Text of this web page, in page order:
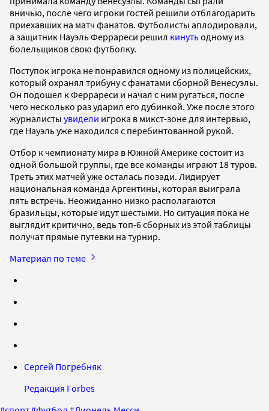
вничью, после чего игроки гостей решили отблагодарить
приехавших на матч фанатов. Футболисты аплодировали,
а защитник Науэль Феррареси решил кинутьодному из
болельщиков свою футболку.
Поступок игрока не понравился одному из полицейских,
который охранял трибуну с фанатами сборной Венесуэлы.
Он подошел к Феррареси и начал с ним ругаться, после
чего несколько раз ударил его дубинкой. Уже после этого
журналисты увидели игрока в микст-зоне для интервью,
где Науэль уже находился с перебинтованной рукой.
Отбор к чемпионату мира в Южной Америке состоит из
одной большой группы, где все команды играют 18 туров.
Треть этих матчей уже осталась позади. Лидирует
национальная команда Аргентины, которая выиграла
пять встречь. Неожиданно низко располагаются
бразильцы, которые идут шестыми. Но ситуация пока не
выглядит критично, ведь топ-6 сборных из этой таблицы
получат прямые путевки на турнир.
Материал по теме
Сергей Погребняк
Редакция Forbes